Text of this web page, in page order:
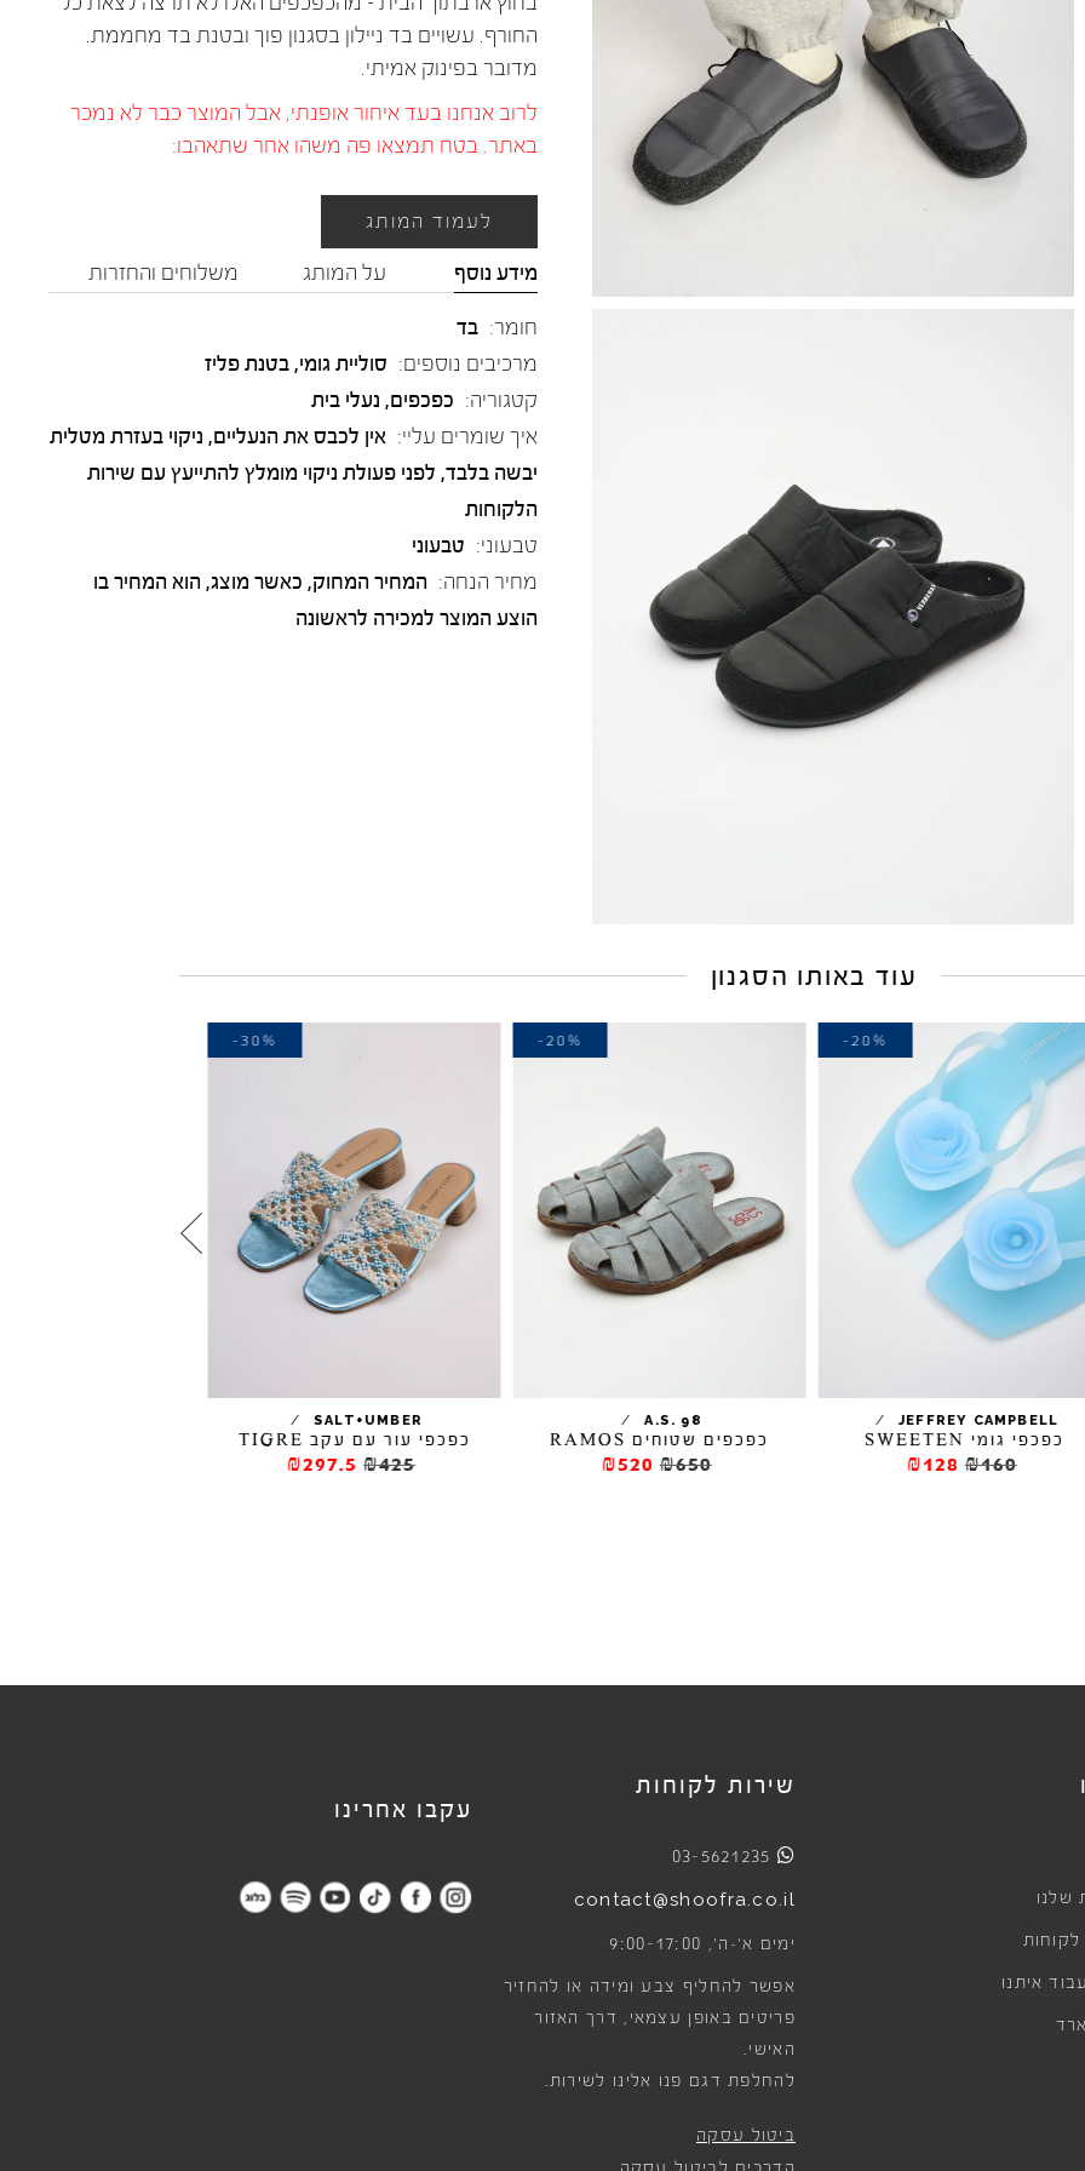
החורף. עשויים בד ניילון בסגנון פוך ובטנת בד מחממת.
מדובר בפינוק אמיתי.
לרוב אנחנו בעד איחור אופנתי, אבל המוצר כבר לא נמכר
באתר. בטח תמצאו פה משהו אחר שתאהבו:
לעמוד המותג
מידע נוסף על המותג משלוחים והחזרות
חומר: בד
מרכיבים נוספים: סוליית גומי, בטנת פליז
קטגוריה: כפכפים, נעלי בית
איך שומרים עליי: אין לכבס את הנעליים, ניקוי בעזרת מטלית
יבשה בלבד, לפני פעולת ניקוי מומלץ להתייעץ עם שירות
הלקוחות
טבעוני: טבעוני
מחיר הנחה: המחיר המחוק, כאשר מוצג, הוא המחיר בו
הוצע המוצר למכירה לראשונה
עוד באותו הסגנון
JEFFREY CAMPBELL
/
כפכפי גומי SWEETEN
₪160
₪128
-20%
A.S. 98
/
כפכפים שטוחים RAMOS
₪650
₪520
-20%
SALT+UMBER
/
כפכפי עור עם עקב TIGRE
₪425
₪297.5
-30%
שלנו
לקוחות
איתנו
שירות לקוחות
03-5621235
contact@shoofra.co.il
ימים א׳-ה׳, 9:00-17:00
אפשר להחליף צבע ומידה או להחזיר
פריטים באופן עצמאי, דרך האזור
האישי.
להחלפת דגם פנו אלינו לשירות.
ביטול עסקה
עקבו אחרינו